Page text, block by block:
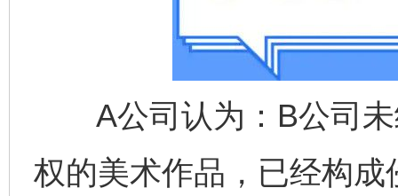
A公司认为：B公司未
权的美术作品，已经构